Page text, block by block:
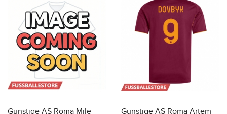
Günstige AS Roma Mile Günstige AS Roma Artem